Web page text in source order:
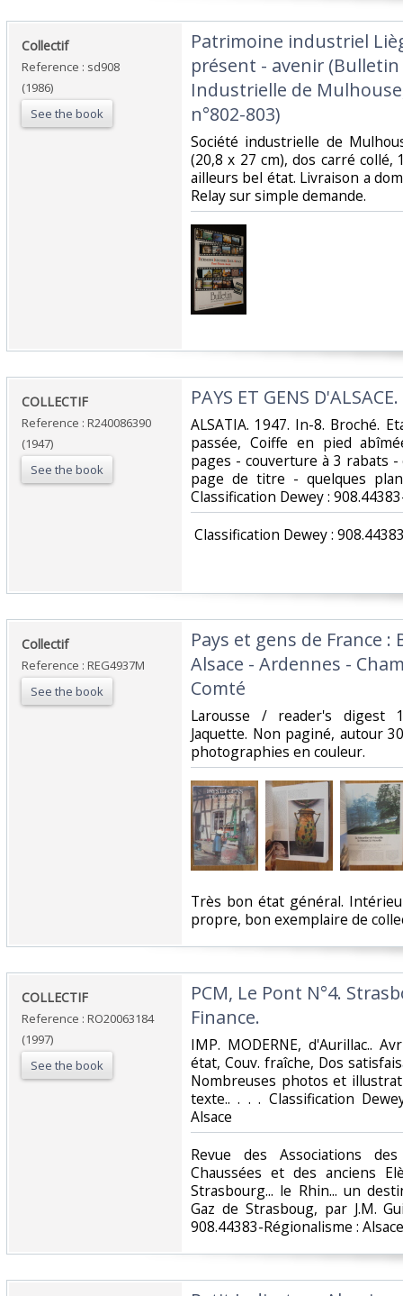
‎Collectif‎
Reference : sd908
(1986)
See the book
‎Patrimoine industriel
présent - avenir (Bulletin
Industrielle de
n°802-803)‎
‎Société industrielle de
(20,8 x 27 cm), dos carré
ailleurs bel état. Livraison a
Relay sur simple demande.‎
‎COLLECTIF‎
Reference : R240086390
(1947)
See the book
‎PAYS ET GENS D'ALSACE.‎
‎ALSATIA. 1947. In-8. Broché.
passée, Coiffe en pied
pages - couverture à 3 rabats
page de titre - quelques
Classification Dewey :
Classification Dewey :
‎Collectif‎
Reference : REG4937M
See the book
‎Pays et gens de France
Alsace - Ardennes -
Comté‎
‎Larousse / reader's digest
Jaquette. Non paginé, autour
photographies en couleur.‎
‎Très bon état général.
propre, bon exemplaire de
‎COLLECTIF‎
Reference : RO20063184
(1997)
See the book
‎PCM, Le Pont N°4.
Finance.‎
‎IMP. MODERNE, d'Aurillac..
état, Couv. fraîche, Dos
Nombreuses photos et
texte.. . . . Classification
Alsace‎
‎Revue des Associations
Chaussées et des anciens
Strasbourg... le Rhin... un
Gaz de Strasboug, par J.M.
908.44383-Régionalisme : Alsace‎